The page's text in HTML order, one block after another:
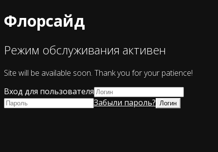
Флорсайд
Режим обслуживания активен
Site will be available soon. Thank you for your patience!
Вход для пользователя
Забыли пароль?